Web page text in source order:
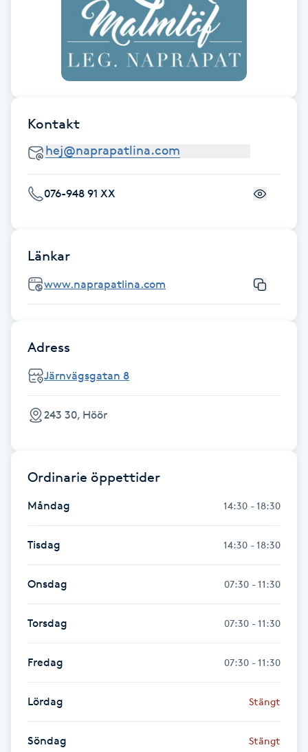
Face framing
Faceliftmassage
Fet hårbotten
Fibromassage
Fotmassage
Fotsvamp
Fransar
Fransfärgning
Fransförlängning
Fransförlängning Megavolym
Fransförlängning Volym
Fransk manikyr
Fransrengöring
Frekvensterapi
Friskvård
Kontakt
076-948 91 XX
Länkar
www.naprapatlina.com
Adress
Järnvägsgatan 8
243 30, Höör
Ordinarie öppettider
Måndag 14:30 - 18:30
Tisdag 14:30 - 18:30
Onsdag 07:30 - 11:30
Torsdag 07:30 - 11:30
Fredag 07:30 - 11:30
Lördag Stängt
Söndag Stängt